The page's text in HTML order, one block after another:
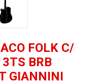
FOLK C/
3TS BRB
GIANNINI